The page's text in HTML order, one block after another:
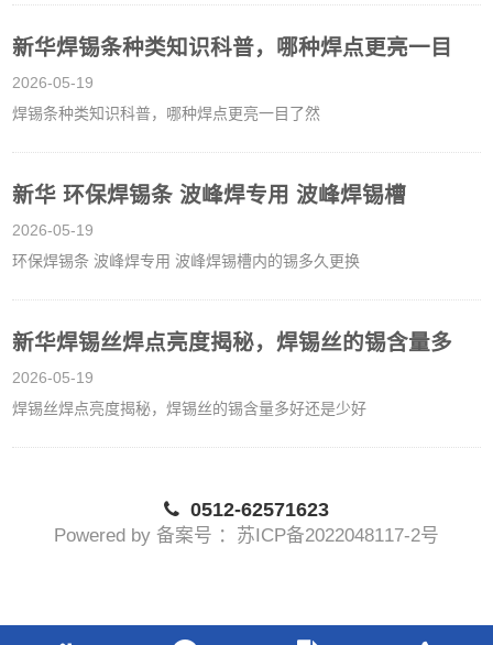
新华焊锡条种类知识科普，哪种焊点更亮一目
2026-05-19
焊锡条种类知识科普，哪种焊点更亮一目了然
新华 环保焊锡条 波峰焊专用 波峰焊锡槽
2026-05-19
环保焊锡条 波峰焊专用 波峰焊锡槽内的锡多久更换
新华焊锡丝焊点亮度揭秘，焊锡丝的锡含量多
2026-05-19
焊锡丝焊点亮度揭秘，焊锡丝的锡含量多好还是少好
0512-62571623
Powered by 备案号 ：苏ICP备2022048117-2号